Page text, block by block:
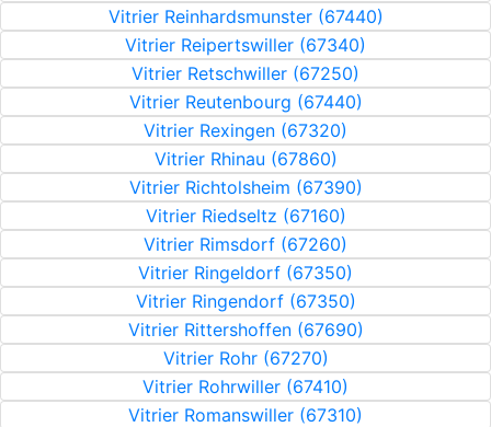
Vitrier Reinhardsmunster (67440)
Vitrier Reipertswiller (67340)
Vitrier Retschwiller (67250)
Vitrier Reutenbourg (67440)
Vitrier Rexingen (67320)
Vitrier Rhinau (67860)
Vitrier Richtolsheim (67390)
Vitrier Riedseltz (67160)
Vitrier Rimsdorf (67260)
Vitrier Ringeldorf (67350)
Vitrier Ringendorf (67350)
Vitrier Rittershoffen (67690)
Vitrier Rohr (67270)
Vitrier Rohrwiller (67410)
Vitrier Romanswiller (67310)